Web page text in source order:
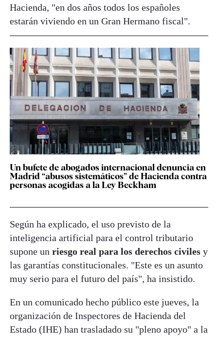
Hacienda, "en dos años todos los españoles
estarán viviendo en un Gran Hermano fiscal".
Un bufete de abogados internacional denuncia en
Madrid “abusos sistemáticos” de Hacienda contra
personas acogidas a la Ley Beckham
Según ha explicado, el uso previsto de la
inteligencia artificial para el control tributario
supone un riesgo real para los derechos civiles y
las garantías constitucionales. "Este es un asunto
muy serio para el futuro del país", ha insistido.
En un comunicado hecho público este jueves, la
organización de Inspectores de Hacienda del
Estado (IHE) han trasladado su "pleno apoyo" a la